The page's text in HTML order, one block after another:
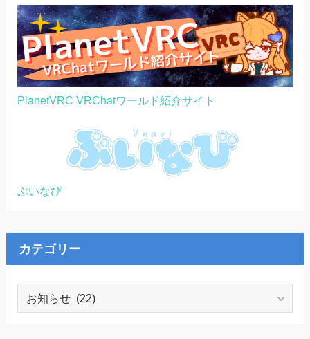
PlanetVRC VRChatワールド紹介サイト
ぶいなび
カテゴリー